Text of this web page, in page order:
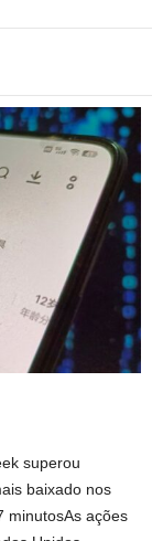
superou
baixado nos
minutosAs ações